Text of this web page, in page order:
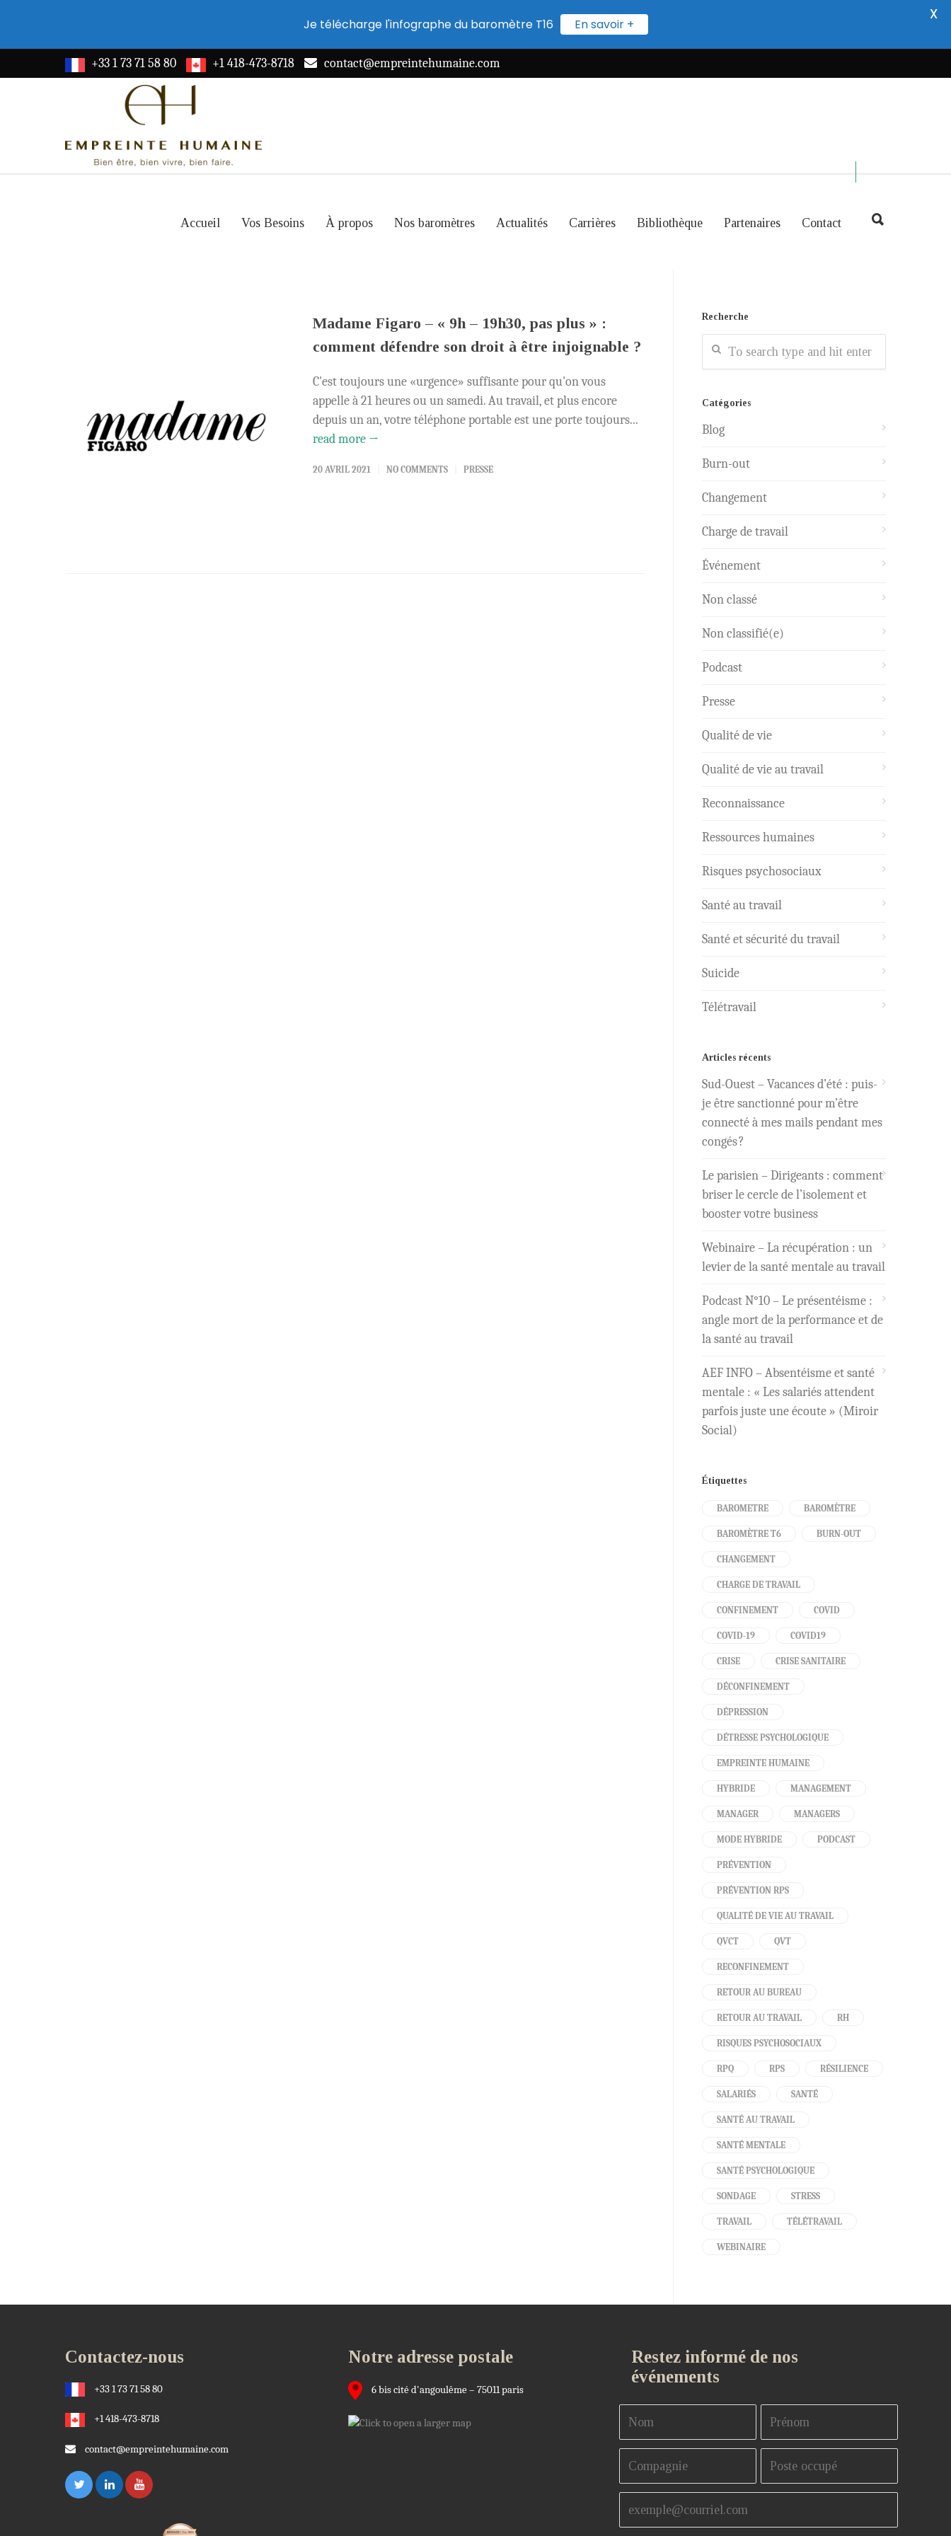
+33 1 73 71 58 80 +1 418-473-8718 contact@empreintehumaine.com
Accueil Vos Besoins À propos Nos baromètres Actualités Carrières Bibliothèque Partenaires Contact
Madame Figaro – « 9h – 19h30, pas plus » :
comment défendre son droit à être injoignable ?
C'est toujours une «urgence» suffisante pour qu'on vous
appelle à 21 heures ou un samedi. Au travail, et plus encore
depuis un an, votre téléphone portable est une porte toujours...
read more →
20 AVRIL 2021 NO COMMENTS PRESSE
Recherche
Catégories
Blog
Burn-out
Changement
Charge de travail
Événement
Non classé
Non classifié(e)
Podcast
Presse
Qualité de vie
Qualité de vie au travail
Reconnaissance
Ressources humaines
Risques psychosociaux
Santé au travail
Santé et sécurité du travail
Suicide
Télétravail
Articles récents
Sud-Ouest – Vacances d’été : puis-
je être sanctionné pour m’être
connecté à mes mails pendant mes
congés ?
Le parisien – Dirigeants : comment
briser le cercle de l’isolement et
booster votre business
Webinaire – La récupération : un
levier de la santé mentale au travail
Podcast N°10 – Le présentéisme :
angle mort de la performance et de
la santé au travail
AEF INFO – Absentéisme et santé
mentale : « Les salariés attendent
parfois juste une écoute » (Miroir
Social)
Étiquettes
BAROMETRE BAROMÈTRE
BAROMÈTRE T6 BURN-OUT
CHANGEMENT
CHARGE DE TRAVAIL
CONFINEMENT COVID
COVID-19 COVID19
CRISE CRISE SANITAIRE
DÉCONFINEMENT
DÉPRESSION
DÉTRESSE PSYCHOLOGIQUE
EMPREINTE HUMAINE
HYBRIDE MANAGEMENT
MANAGER MANAGERS
MODE HYBRIDE PODCAST
PRÉVENTION
PRÉVENTION RPS
QUALITÉ DE VIE AU TRAVAIL
QVCT QVT
RECONFINEMENT
RETOUR AU BUREAU
RETOUR AU TRAVAIL RH
RISQUES PSYCHOSOCIAUX
RPQ RPS RÉSILIENCE
SALARIÉS SANTÉ
SANTÉ AU TRAVAIL
SANTÉ MENTALE
SANTÉ PSYCHOLOGIQUE
SONDAGE STRESS
TRAVAIL TÉLÉTRAVAIL
WEBINAIRE
Contactez-nous
+33 1 73 71 58 80
+1 418-473-8718
contact@empreintehumaine.com
Notre adresse postale
6 bis cité d'angoulême – 75011 paris
Restez informé de nos
événements
Je télécharge l'infographe du baromètre T16 En savoir +
X